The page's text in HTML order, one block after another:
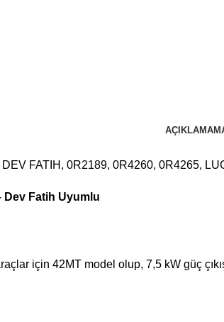
AÇIKLAMA
FATIH, 0R2189, 0R4260, 0R4265,
Dev Fatih Uyumlu
için 42MT model olup, 7,5 kW güç